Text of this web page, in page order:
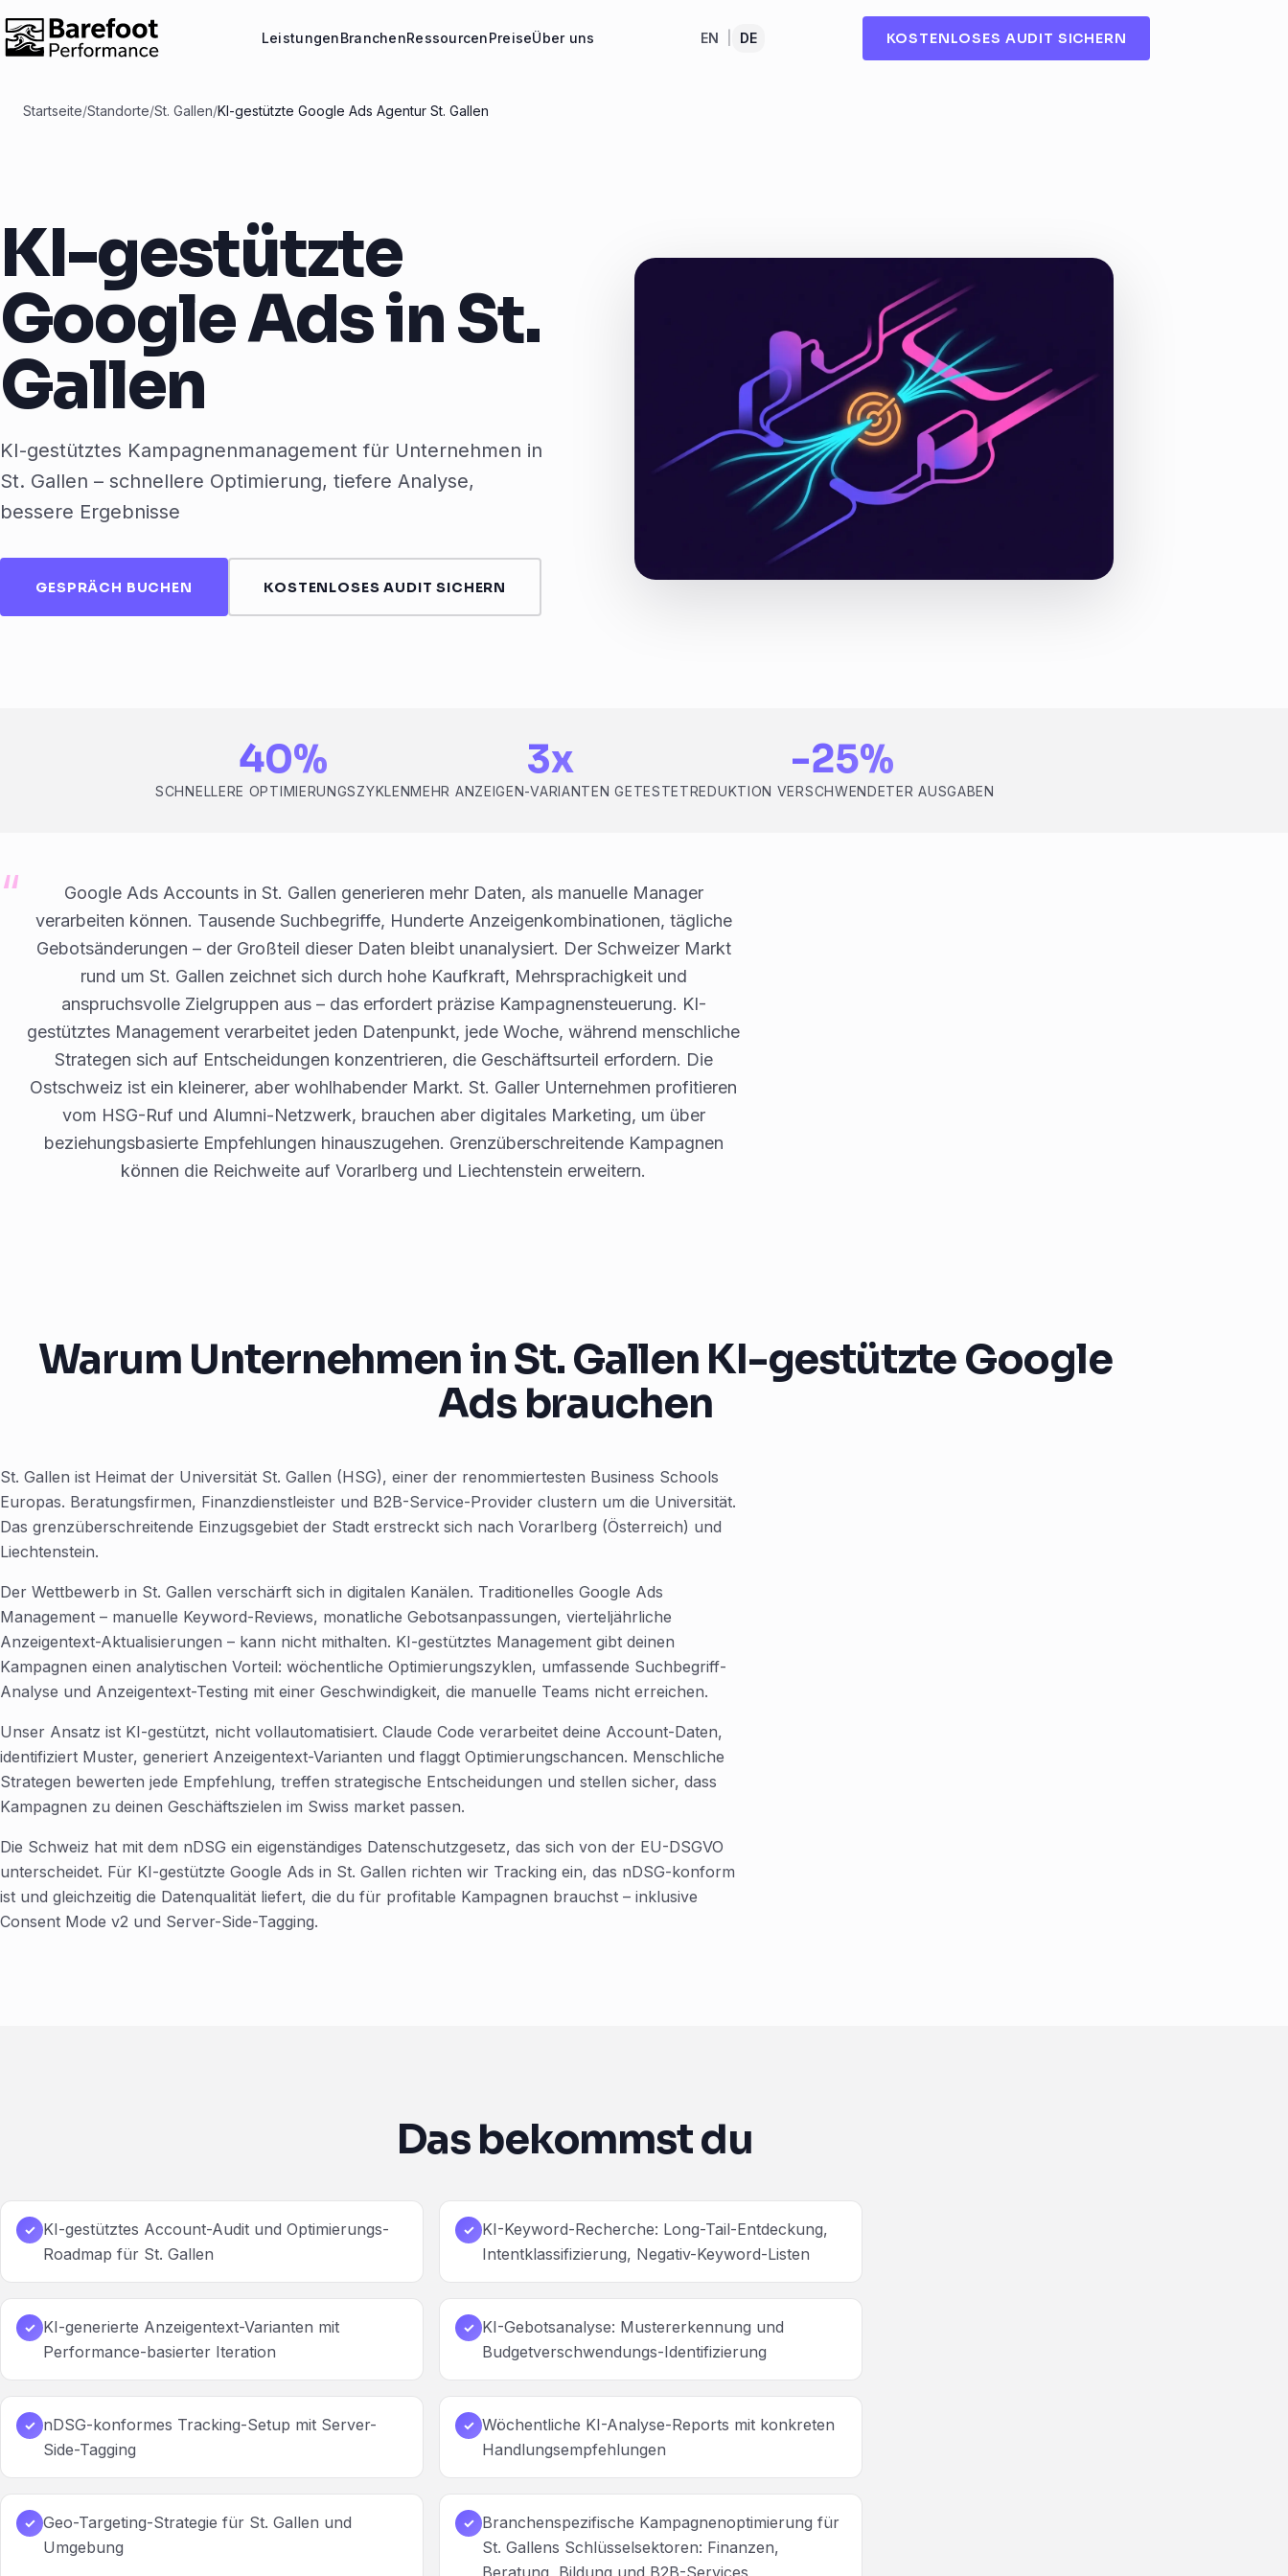
LeistungenBranchenRessourcenPreiseÜber uns EN DE KOSTENLOSES AUDIT SICHERN
Startseite/Standorte/St. Gallen/KI-gestützte Google Ads Agentur St. Gallen
KI-gestützte
Google Ads in St.
Gallen
KI-gestütztes Kampagnenmanagement für Unternehmen in
St. Gallen – schnellere Optimierung, tiefere Analyse,
bessere Ergebnisse
GESPRÄCH BUCHEN KOSTENLOSES AUDIT SICHERN
40%
SCHNELLERE OPTIMIERUNGSZYKLEN
3x
MEHR ANZEIGEN-VARIANTEN GETESTET
-25%
REDUKTION VERSCHWENDETER AUSGABEN
Google Ads Accounts in St. Gallen generieren mehr Daten, als manuelle Manager
verarbeiten können. Tausende Suchbegriffe, Hunderte Anzeigenkombinationen, tägliche
Gebotsänderungen – der Großteil dieser Daten bleibt unanalysiert. Der Schweizer Markt
rund um St. Gallen zeichnet sich durch hohe Kaufkraft, Mehrsprachigkeit und
anspruchsvolle Zielgruppen aus – das erfordert präzise Kampagnensteuerung. KI-
gestütztes Management verarbeitet jeden Datenpunkt, jede Woche, während menschliche
Strategen sich auf Entscheidungen konzentrieren, die Geschäftsurteil erfordern. Die
Ostschweiz ist ein kleinerer, aber wohlhabender Markt. St. Galler Unternehmen profitieren
vom HSG-Ruf und Alumni-Netzwerk, brauchen aber digitales Marketing, um über
beziehungsbasierte Empfehlungen hinauszugehen. Grenzüberschreitende Kampagnen
können die Reichweite auf Vorarlberg und Liechtenstein erweitern.
Warum Unternehmen in St. Gallen KI-gestützte Google
Ads brauchen
St. Gallen ist Heimat der Universität St. Gallen (HSG), einer der renommiertesten Business Schools
Europas. Beratungsfirmen, Finanzdienstleister und B2B-Service-Provider clustern um die Universität.
Das grenzüberschreitende Einzugsgebiet der Stadt erstreckt sich nach Vorarlberg (Österreich) und
Liechtenstein.
Der Wettbewerb in St. Gallen verschärft sich in digitalen Kanälen. Traditionelles Google Ads
Management – manuelle Keyword-Reviews, monatliche Gebotsanpassungen, vierteljährliche
Anzeigentext-Aktualisierungen – kann nicht mithalten. KI-gestütztes Management gibt deinen
Kampagnen einen analytischen Vorteil: wöchentliche Optimierungszyklen, umfassende Suchbegriff-
Analyse und Anzeigentext-Testing mit einer Geschwindigkeit, die manuelle Teams nicht erreichen.
Unser Ansatz ist KI-gestützt, nicht vollautomatisiert. Claude Code verarbeitet deine Account-Daten,
identifiziert Muster, generiert Anzeigentext-Varianten und flaggt Optimierungschancen. Menschliche
Strategen bewerten jede Empfehlung, treffen strategische Entscheidungen und stellen sicher, dass
Kampagnen zu deinen Geschäftszielen im Swiss market passen.
Die Schweiz hat mit dem nDSG ein eigenständiges Datenschutzgesetz, das sich von der EU-DSGVO
unterscheidet. Für KI-gestützte Google Ads in St. Gallen richten wir Tracking ein, das nDSG-konform
ist und gleichzeitig die Datenqualität liefert, die du für profitable Kampagnen brauchst – inklusive
Consent Mode v2 und Server-Side-Tagging.
Das bekommst du
✓ KI-gestütztes Account-Audit und Optimierungs-
Roadmap für St. Gallen
✓ KI-Keyword-Recherche: Long-Tail-Entdeckung,
Intentklassifizierung, Negativ-Keyword-Listen
✓ KI-generierte Anzeigentext-Varianten mit
Performance-basierter Iteration
✓ KI-Gebotsanalyse: Mustererkennung und
Budgetverschwendungs-Identifizierung
✓ nDSG-konformes Tracking-Setup mit Server-
Side-Tagging
✓ Wöchentliche KI-Analyse-Reports mit konkreten
Handlungsempfehlungen
✓ Geo-Targeting-Strategie für St. Gallen und
Umgebung
✓ Branchenspezifische Kampagnenoptimierung für
St. Gallens Schlüsselsektoren: Finanzen,